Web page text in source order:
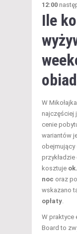
12:00
Ile
W
najczęściej
cenie
wariantów
obejmujący
kosztuje
noc oraz
wskazano
opłaty
W praktyce
Board to